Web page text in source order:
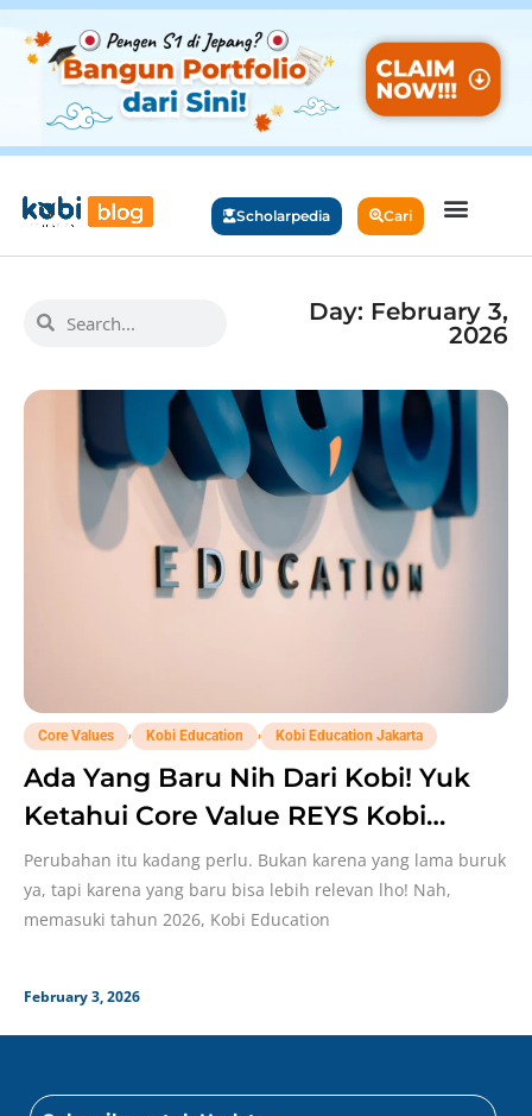
Scholarpedia Cari
Day: February 3,
2026
Core Values Kobi Education Kobi Education Jakarta
Ada Yang Baru Nih Dari Kobi! Yuk
Ketahui Core Value REYS Kobi
Education!
Perubahan itu kadang perlu. Bukan karena yang lama buruk
ya, tapi karena yang baru bisa lebih relevan lho! Nah,
memasuki tahun 2026, Kobi Education
February 3, 2026